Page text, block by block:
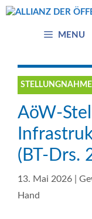
Zum
MENU
STELLUNGNAHME
AöW-
(BT-Drs.
13. Mai 2026
Hand